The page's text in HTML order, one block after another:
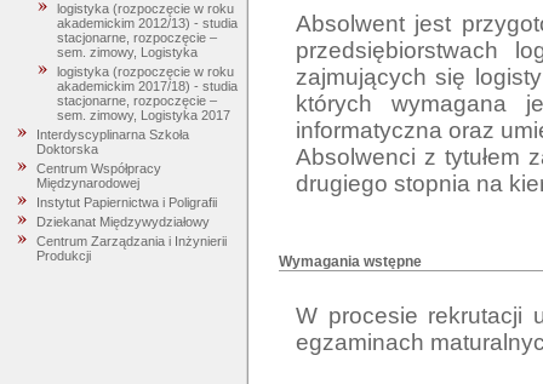
logistyka (rozpoczęcie w roku
akademickim 2012/13) - studia
stacjonarne, rozpoczęcie –
sem. zimowy, Logistyka
logistyka (rozpoczęcie w roku
akademickim 2017/18) - studia
stacjonarne, rozpoczęcie –
sem. zimowy, Logistyka 2017
Interdyscyplinarna Szkoła
Doktorska
Centrum Współpracy
Międzynarodowej
Instytut Papiernictwa i Poligrafii
Dziekanat Międzywydziałowy
Centrum Zarządzania i Inżynierii
Produkcji
Absolwent jest
przedsiębiorstwach
zajmujących się
których wymagana
informatyczna oraz
Absolwenci z tytułem
Wymagania wstępne
W procesie rekrutacji
egzaminach